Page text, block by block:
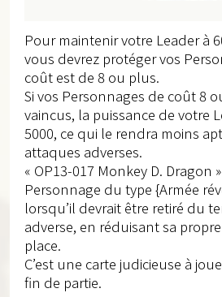
Pour maintenir votre Leader à
vous devrez protéger vos
coût est de 8 ou plus.
Si vos Personnages de coût 8
vaincus, la puissance de votre
5000, ce qui le rendra moins
attaques adverses.
« OP13-017 Monkey D. Dragon
Personnage du type {Armée
lorsqu’il devrait être retiré du
adverse, en réduisant sa
place.
C’est une carte judicieuse à
fin de partie.